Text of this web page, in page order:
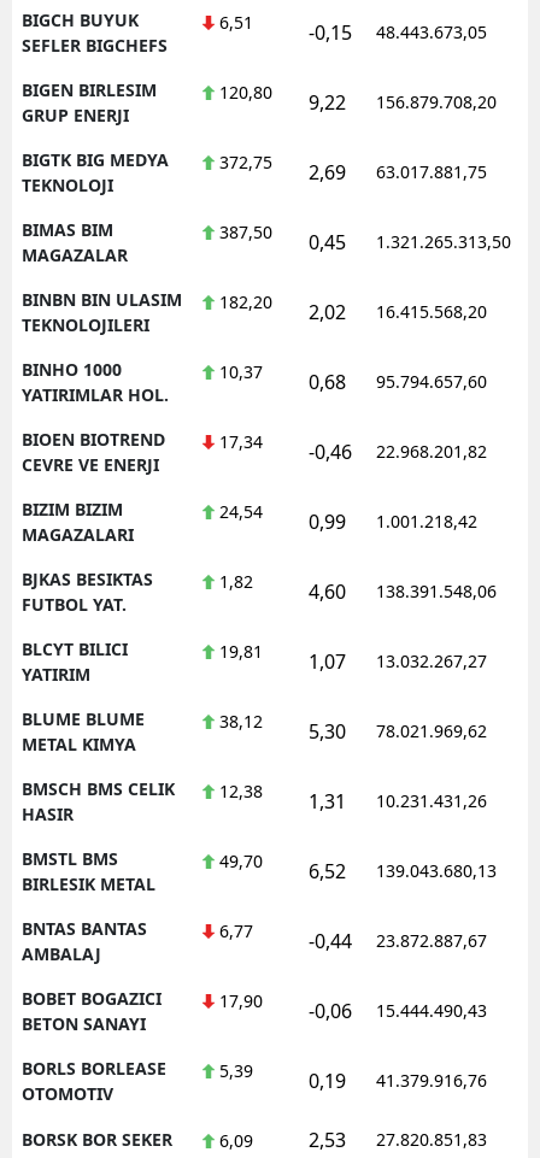
BIGCH BUYUK
SEFLER BIGCHEFS
6,51 -0,15 48.443.673,05
BIGEN BIRLESIM
GRUP ENERJI
120,80 9,22 156.879.708,20
BIGTK BIG MEDYA
TEKNOLOJI
372,75 2,69 63.017.881,75
BIMAS BIM
MAGAZALAR
387,50 0,45 1.321.265.313,50
BINBN BIN ULASIM
TEKNOLOJILERI
182,20 2,02 16.415.568,20
BINHO 1000
YATIRIMLAR HOL.
10,37 0,68 95.794.657,60
BIOEN BIOTREND
CEVRE VE ENERJI
17,34 -0,46 22.968.201,82
BIZIM BIZIM
MAGAZALARI
24,54 0,99 1.001.218,42
BJKAS BESIKTAS
FUTBOL YAT.
1,82 4,60 138.391.548,06
BLCYT BILICI
YATIRIM
19,81 1,07 13.032.267,27
BLUME BLUME
METAL KIMYA
38,12 5,30 78.021.969,62
BMSCH BMS CELIK
HASIR
12,38 1,31 10.231.431,26
BMSTL BMS
BIRLESIK METAL
49,70 6,52 139.043.680,13
BNTAS BANTAS
AMBALAJ
6,77 -0,44 23.872.887,67
BOBET BOGAZICI
BETON SANAYI
17,90 -0,06 15.444.490,43
BORLS BORLEASE
OTOMOTIV
5,39 0,19 41.379.916,76
BORSK BOR SEKER 6,09 2,53 27.820.851,83